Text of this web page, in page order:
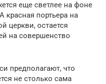
еще светлее на фоне
портьера на
церкви, остается
на совершенство
предполагают, что
не столько сама